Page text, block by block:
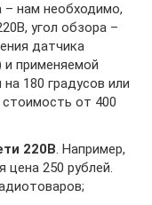
нам необходимо,
угол обзора –
датчика
применяемой
180 градусов или
от 400
220В. Например,
цена 250 рублей.